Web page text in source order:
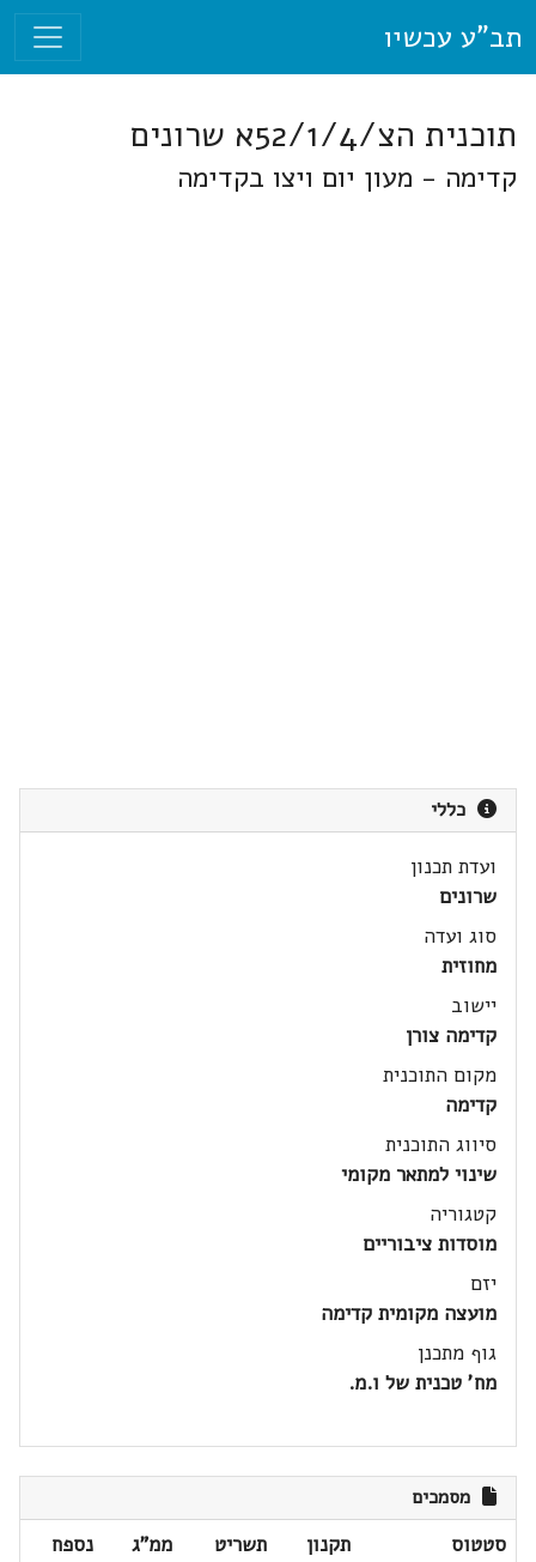
תב"ע עכשיו
תוכנית הצ/52/1/4א שרונים
קדימה - מעון יום ויצו בקדימה
כללי
ועדת תכנון
שרונים
סוג ועדה
מחוזית
יישוב
קדימה צורן
מקום התוכנית
קדימה
סיווג התוכנית
שינוי למתאר מקומי
קטגוריה
מוסדות ציבוריים
יזם
מועצה מקומית קדימה
גוף מתכנן
מח' טכנית של ו.מ.
מסמכים
סטטוס תקנון תשריט ממ"ג
נספח